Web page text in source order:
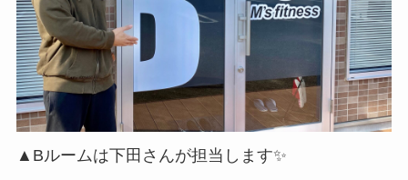
▲Bルームは下田さんが担当します✨